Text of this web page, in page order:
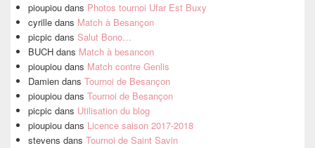
pioupiou dans Photos tournoi Ufar Est Buxy
cyrille dans Match à Besançon
picpic dans Salut Bono…
BUCH dans Match à besancon
pioupiou dans Match contre Genlis
Damien dans Tournoi de Besançon
pioupiou dans Tournoi de Besançon
picpic dans Utilisation du blog
pioupiou dans Licence saison 2017-2018
stevens dans Tournoi de Saint Savin